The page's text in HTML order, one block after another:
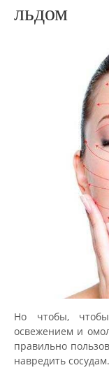
льдом
Но чтобы,
освежением и
правильно
навредить